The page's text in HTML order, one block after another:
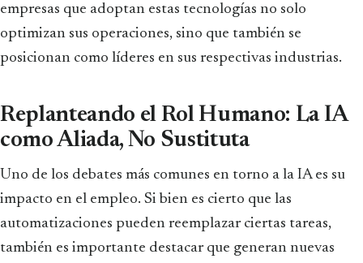
empresas que adoptan estas tecnologías no solo
optimizan sus operaciones, sino que también se
posicionan como líderes en sus respectivas industrias.
Replanteando el Rol Humano: La IA
como Aliada, No Sustituta
Uno de los debates más comunes en torno a la IA es su
impacto en el empleo. Si bien es cierto que las
automatizaciones pueden reemplazar ciertas tareas,
también es importante destacar que generan nuevas